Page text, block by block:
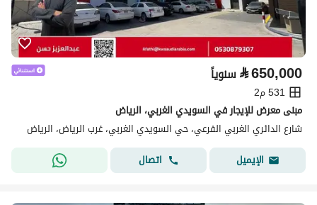
⃁650,000 سنوياً
531 م2
مبنى معرض للإيجار في السويدي الغربي، الرياض
شارع الدائري الغربي الفرعي، حي السويدي الغربي، غرب الرياض، الرياض
الإيميل
اتصال